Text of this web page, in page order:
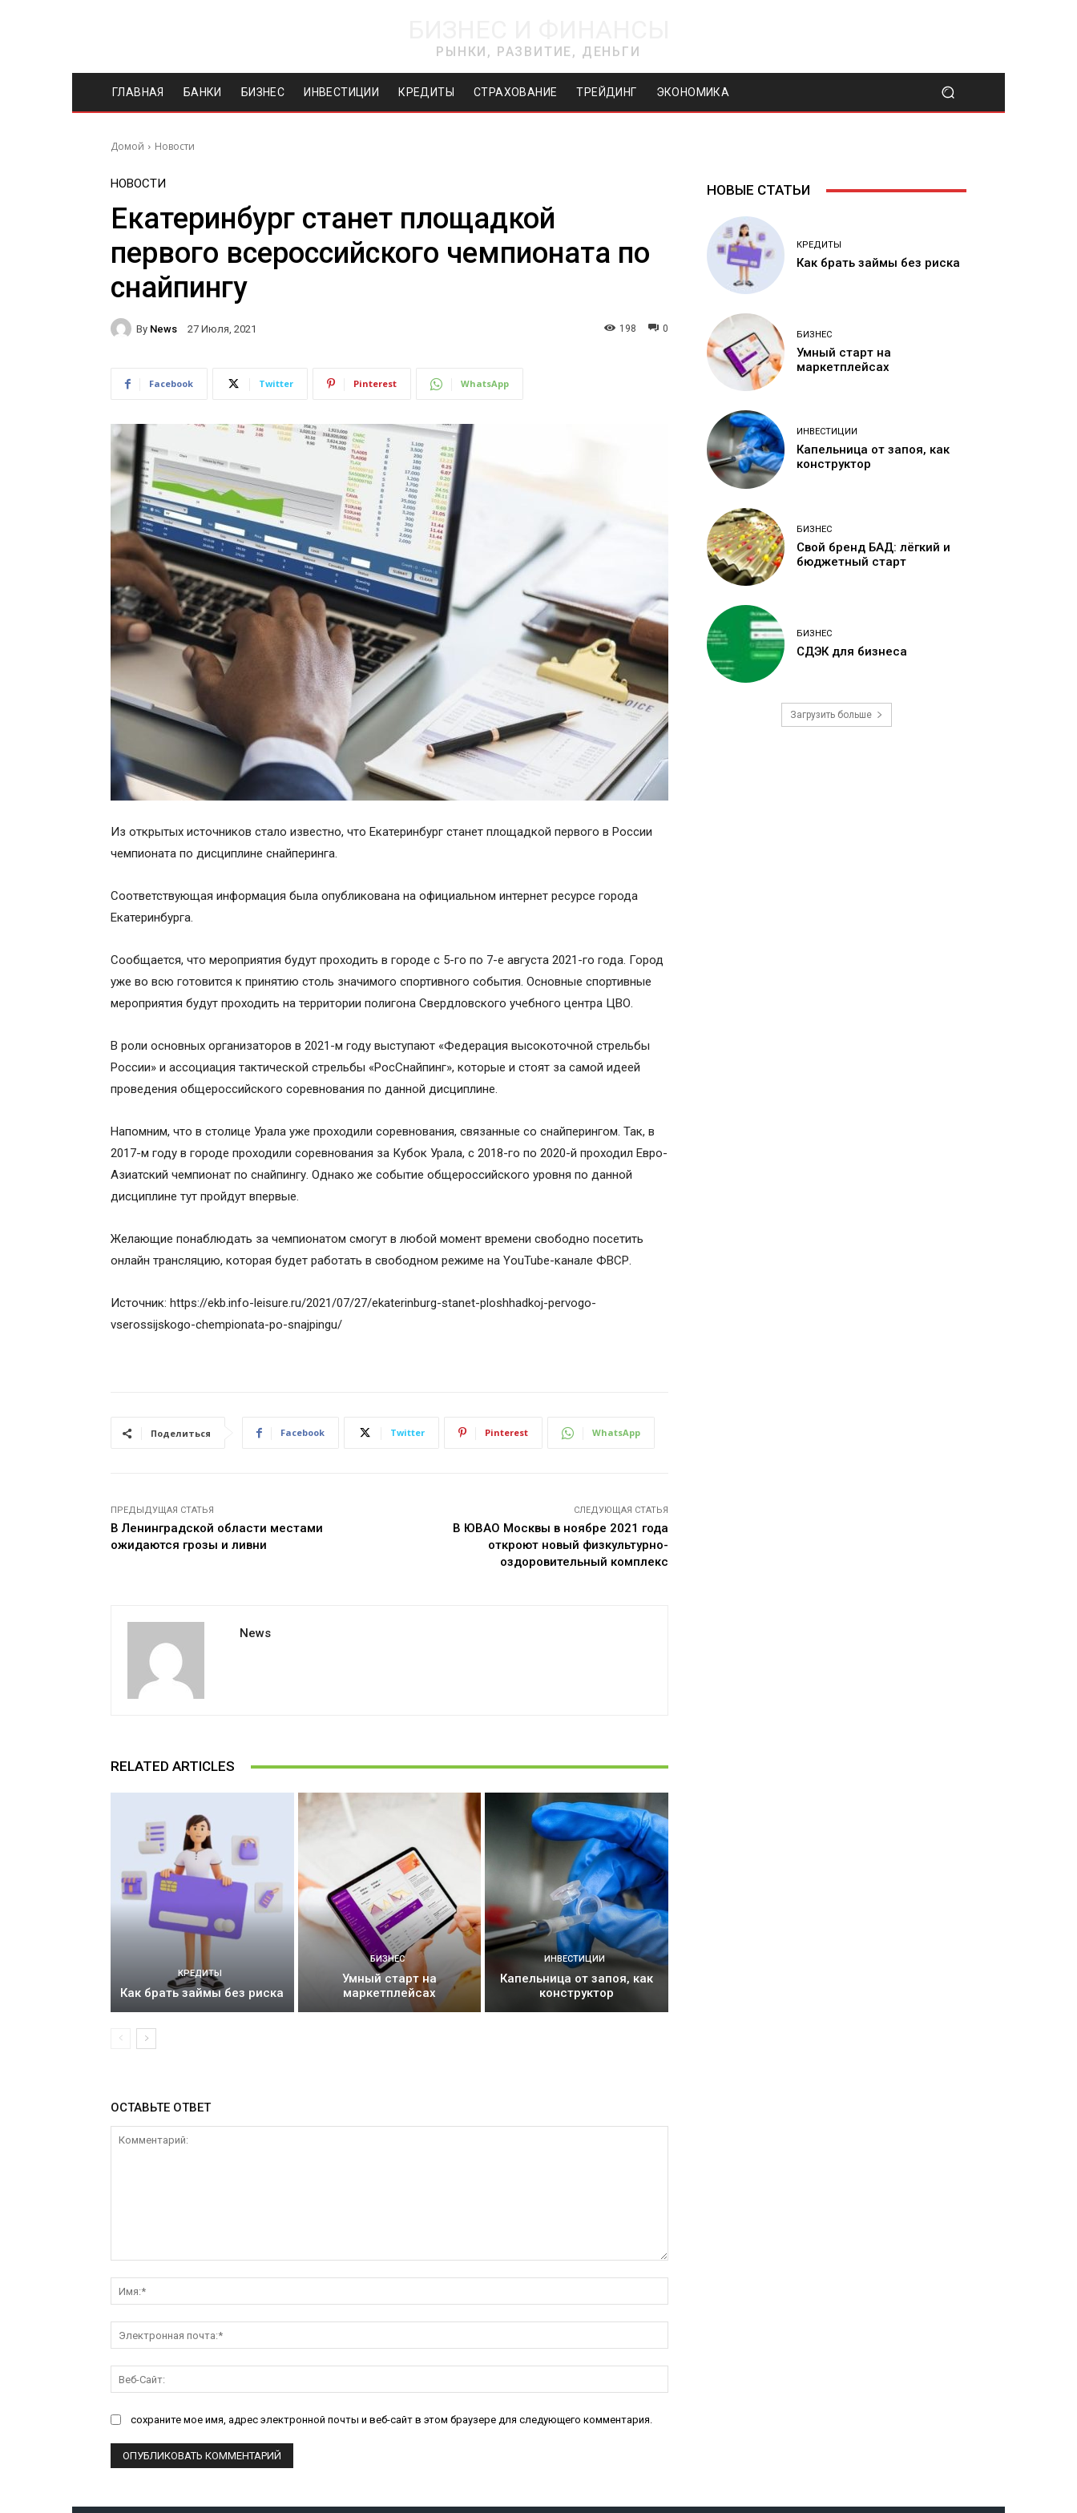
РЫНКИ, РАЗВИТИЕ, ДЕНЬГИ
ГЛАВНАЯ БАНКИ БИЗНЕС ИНВЕСТИЦИИ КРЕДИТЫ СТРАХОВАНИЕ ТРЕЙДИНГ ЭКОНОМИКА
Домой Новости
НОВОСТИ
Екатеринбург станет площадкой
первого всероссийского чемпионата по
снайпингу
By News 27 Июля, 2021 0
198
Facebook Twitter Pinterest WhatsApp
Из открытых источников стало известно, что Екатеринбург станет площадкой первого в России
чемпионата по дисциплине снайперинга.
Соответствующая информация была опубликована на официальном интернет ресурсе города
Екатеринбурга.
Сообщается, что мероприятия будут проходить в городе с 5-го по 7-е августа 2021-го года. Город
уже во всю готовится к принятию столь значимого спортивного события. Основные спортивные
мероприятия будут проходить на территории полигона Свердловского учебного центра ЦВО.
В роли основных организаторов в 2021-м году выступают «Федерация высокоточной стрельбы
России» и ассоциация тактической стрельбы «РосСнайпинг», которые и стоят за самой идеей
проведения общероссийского соревнования по данной дисциплине.
Напомним, что в столице Урала уже проходили соревнования, связанные со снайперингом. Так, в
2017-м году в городе проходили соревнования за Кубок Урала, с 2018-го по 2020-й проходил Евро-
Азиатский чемпионат по снайпингу. Однако же событие общероссийского уровня по данной
дисциплине тут пройдут впервые.
Желающие понаблюдать за чемпионатом смогут в любой момент времени свободно посетить
онлайн трансляцию, которая будет работать в свободном режиме на YouTube-канале ФВСР.
Источник: https://ekb.info-leisure.ru/2021/07/27/ekaterinburg-stanet-ploshhadkoj-pervogo-
vserossijskogo-chempionata-po-snajpingu/
Поделиться Facebook Twitter Pinterest WhatsApp
ПРЕДЫДУЩАЯ СТАТЬЯ
В Ленинградской области местами
ожидаются грозы и ливни
СЛЕДУЮЩАЯ СТАТЬЯ
В ЮВАО Москвы в ноябре 2021 года
откроют новый физкультурно-
оздоровительный комплекс
News
RELATED ARTICLES
КРЕДИТЫ
Как брать займы без риска
БИЗНЕС
Умный старт на
маркетплейсах
ИНВЕСТИЦИИ
Капельница от запоя, как
конструктор
ОСТАВЬТЕ ОТВЕТ
почта:*
Сайт:
сохраните мое имя, адрес электронной почты и веб-сайт в этом браузере для следующего комментария.
НОВЫЕ СТАТЬИ
КРЕДИТЫ
Как брать займы без риска
БИЗНЕС
Умный старт на
маркетплейсах
ИНВЕСТИЦИИ
Капельница от запоя, как
конструктор
БИЗНЕС
Свой бренд БАД: лёгкий и
бюджетный старт
БИЗНЕС
СДЭК для бизнеса
Загрузить больше